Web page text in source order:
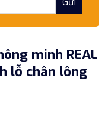
minh REAL
lỗ chân lông